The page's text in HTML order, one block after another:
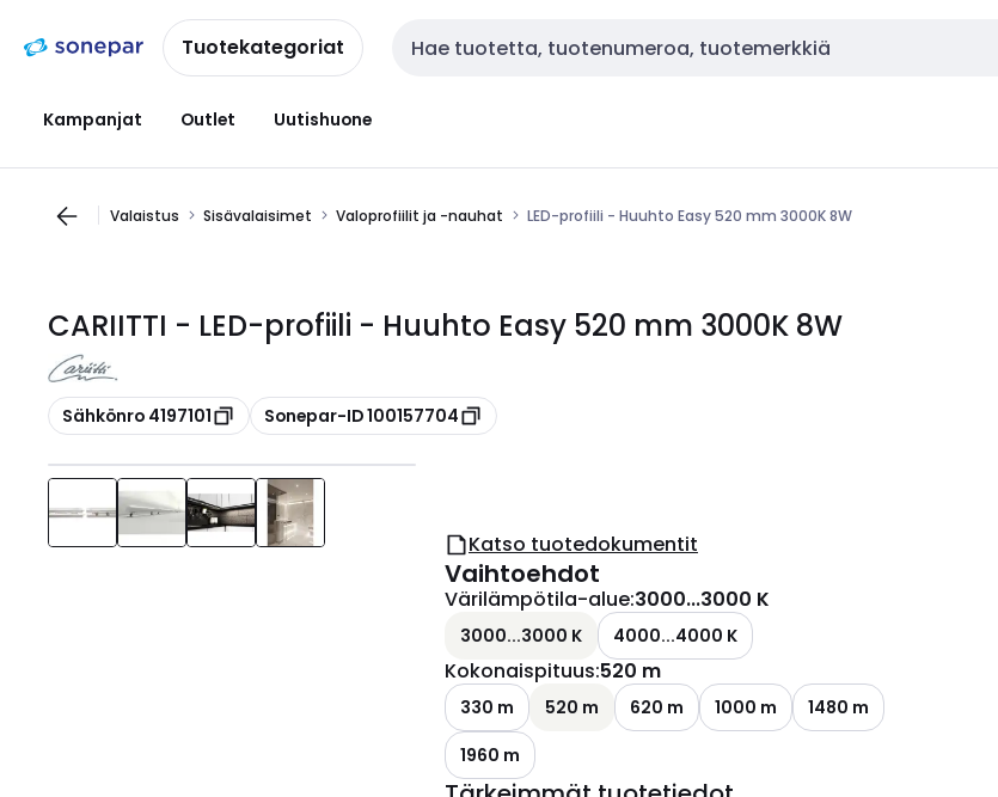
navigointiinsisältöönTuotekategoriat Haku
Kampanjat Outlet Uutishuone
Valaistus Sisävalaisimet Valoprofiilit ja -nauhat LED-profiili - Huuhto Easy 520 mm 3000K 8W
CARIITTI - LED-profiili - Huuhto Easy 520 mm 3000K 8W
Kopioi
Sähkönro 4197101 Kopioi
Sonepar-ID 100157704
Katso tuotedokumentit
Vaihtoehdot
Värilämpötila-alue:3000...3000 K
3000...3000 K 4000...4000 K
Kokonaispituus:520 m
330 m 520 m 620 m 1000 m
1480 m
1960 m